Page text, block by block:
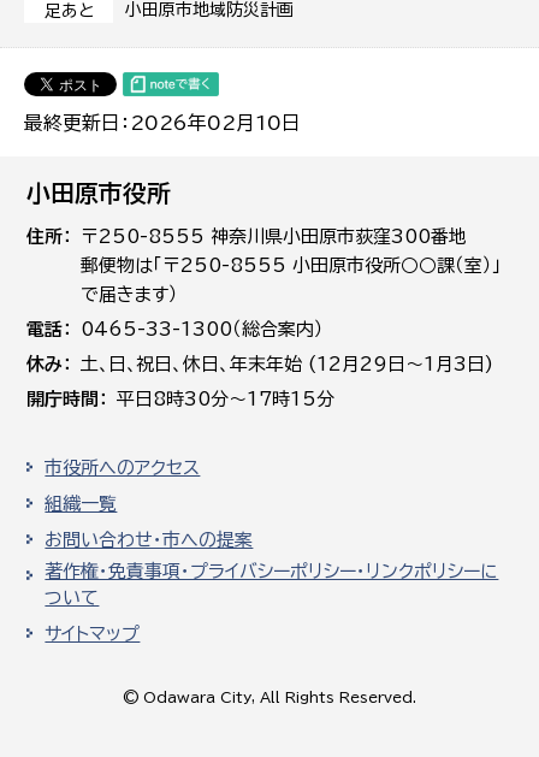
足あと 小田原市地域防災計画
最終更新日：2026年02月10日
小田原市役所
住所
〒250-8555 神奈川県小田原市荻窪300番地
郵便物は「〒250-8555 小田原市役所○○課（室）」
で届きます）
電話
0465-33-1300（総合案内）
休み
土､日､祝日、休日、年末年始 (12月29日～1月3日)
開庁時間
平日8時30分～17時15分
市役所へのアクセス
組織一覧
お問い合わせ・市への提案
著作権・免責事項・プライバシーポリシー・リンクポリシーに
ついて
サイトマップ
© Odawara City, All Rights Reserved.